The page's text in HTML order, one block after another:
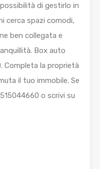
di gestirlo in
cerca spazi comodi,
ben collegata e
Box auto
Completa la proprietà
il tuo immobile. Se
o scrivi su